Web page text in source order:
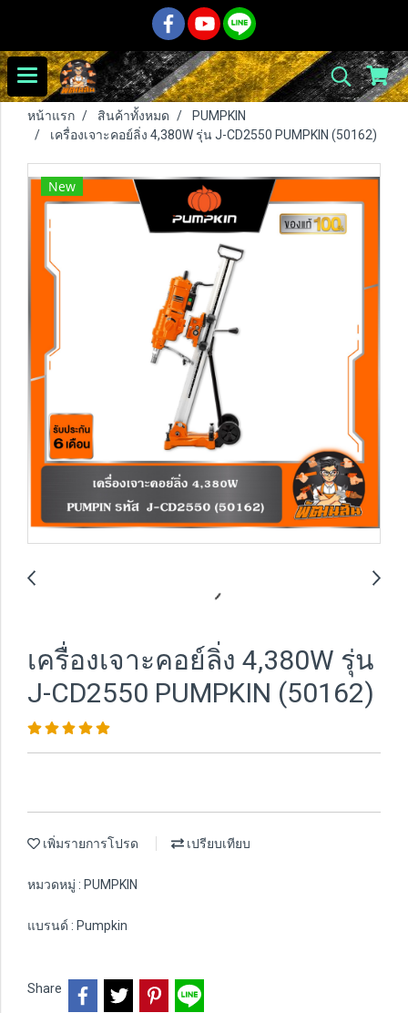
หน้าแรก สินค้าทั้งหมด
PUMPKIN
เครื่องเจาะคอย์ลิ่ง 4,380W รุ่น J-CD2550 PUMPKIN (50162)
New
เครื่องเจาะคอย์ลิ่ง 4,380W รุ่น
J-CD2550 PUMPKIN (50162)
เพิ่มรายการโปรด เปรียบเทียบ
หมวดหมู่ : PUMPKIN
แบรนด์ : Pumpkin
Share